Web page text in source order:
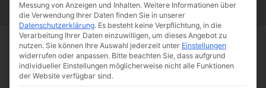
Start Schlagworte Karl VIII.
Messung von Anzeigen und Inhalten. Weitere Informationen über
die Verwendung Ihrer Daten finden Sie in unserer
Datenschutzerklärung. Es besteht keine Verpflichtung, in die
Verarbeitung Ihrer Daten einzuwilligen, um dieses Angebot zu
nutzen. Sie können Ihre Auswahl jederzeit unter Einstellungen
widerrufen oder anpassen. Bitte beachten Sie, dass aufgrund
individueller Einstellungen möglicherweise nicht alle Funktionen
der Website verfügbar sind.